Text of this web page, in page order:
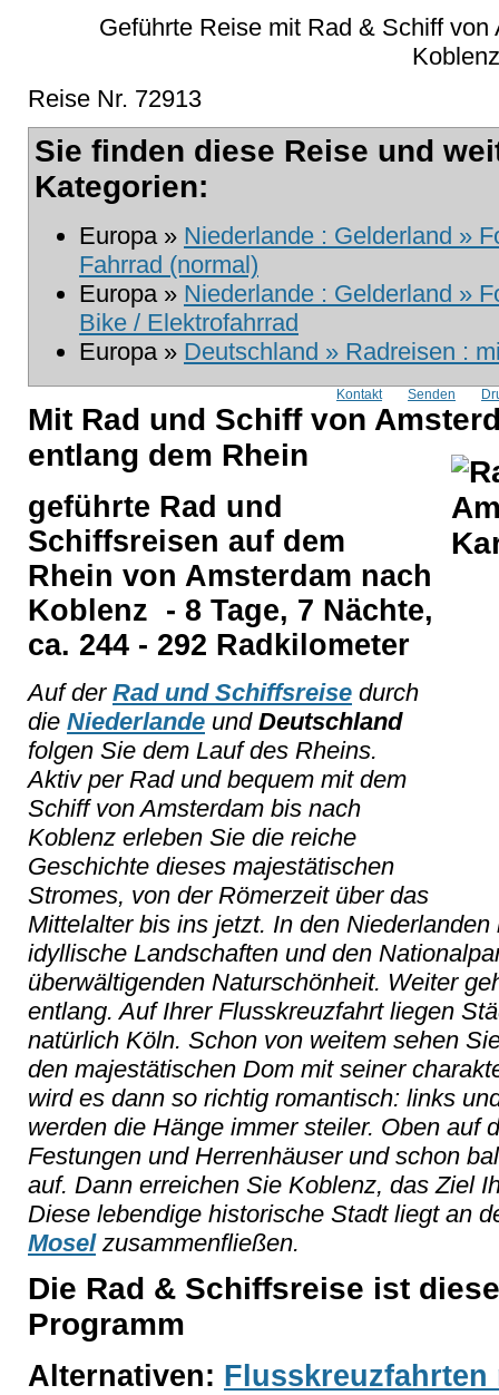
Geführte Reise mit Rad & Schiff
Reise Nr. 72913
Sie finden diese Reise und
Kategorien:
Europa » Niederlande : Gelderland »
Fahrrad (normal)
Europa » Niederlande : Gelderland »
Bike / Elektrofahrrad
Europa » Deutschland » Radreisen :
Kontakt Senden
Mit Rad und Schiff von
entlang dem Rhein
geführte Rad und
Schiffsreisen auf dem
Rhein von Amsterdam nach
Koblenz - 8 Tage, 7 Nächte,
ca. 244 - 292 Radkilometer
Auf der Rad und Schiffsreise durch
die Niederlande und Deutschland
folgen Sie dem Lauf des Rheins.
Aktiv per Rad und bequem mit dem
Schiff von Amsterdam bis nach
Koblenz erleben Sie die reiche
Geschichte dieses majestätischen
Stromes, von der Römerzeit über das
Mittelalter bis ins jetzt. In den
idyllische Landschaften und den
überwältigenden Naturschönheit. Weiter
entlang. Auf Ihrer Flusskreuzfahrt liegen
natürlich Köln. Schon von weitem sehen
den majestätischen Dom mit seiner
wird es dann so richtig romantisch: links
werden die Hänge immer steiler. Oben auf
Festungen und Herrenhäuser und schon
auf. Dann erreichen Sie Koblenz, das Ziel
Diese lebendige historische Stadt liegt an
Moselzusammenfließen.
Die Rad & Schiffsreise ist
Programm
Alternativen: